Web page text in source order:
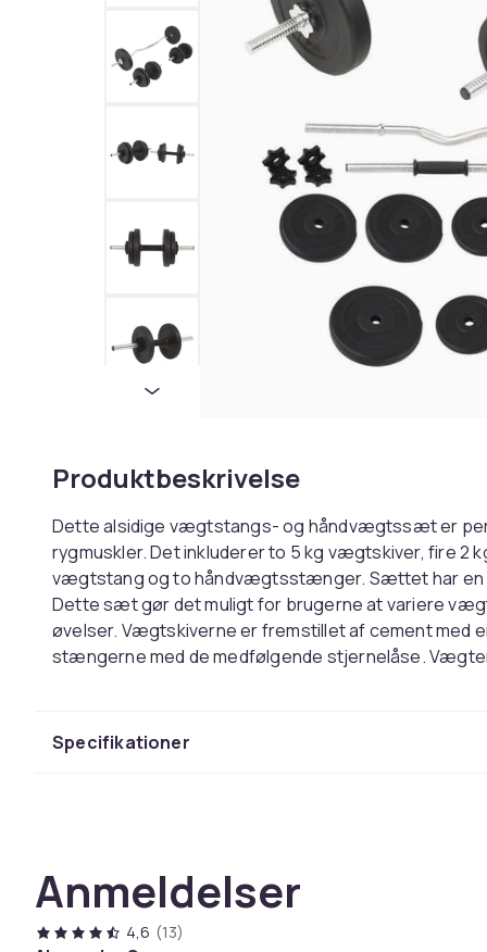
Produktbeskrivelse
Dette alsidige vægtstangs- og håndvægtssæt er
rygmuskler. Det inkluderer to 5 kg vægtskiver, fire 2
vægtstang og to håndvægtsstænger. Sættet har en
Dette sæt gør det muligt for brugerne at variere
øvelser. Vægtskiverne er fremstillet af cement med
stængerne med de medfølgende stjernelåse.
Materiale: Cementskiver + stålstænger
Mål, vægtstang (curl): 25 mm x 120 cm (Diameter x L)
Mål, håndvægtstang: 25 mm x 45 cm (Diameter x L)
Samlet vægt: 30 kg
Specifikationer
Anmeldelser
4,6 (13)